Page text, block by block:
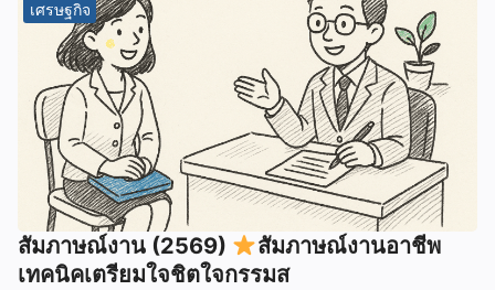
เศรษฐกิจ
สัมภาษณ์งาน (2569)
สัมภาษณ์งานอาชีพ
เทคนิคเตรียมใจชิตใจกรรมส